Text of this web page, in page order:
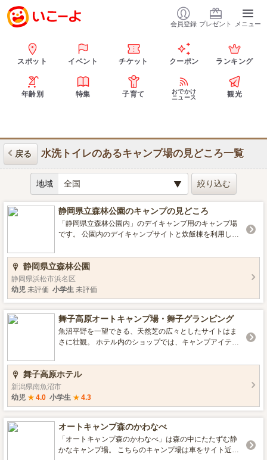
会員登録 プレゼント メニュー
スポット イベント チケット クーポン ランキング
年齢別 特集 子育て
おでかけ
ニュース
観光
戻る 水洗トイレのあるキャンプ場の見どころ一覧
地域
静岡県立森林公園のキャンプの見どころ
「静岡県立森林公園内」のデイキャンプ用のキャンプ場
です。 公園内のデイキャンプサイトと炊飯棟を利用し
申請が必要です。利用料金についてのお問い合わせはバ
ードピア浜北まで。ご予約もバードピア浜北でお受けし
ております。 家族や友人と、森林に囲まれた環境での
んびりとした時間を過ごしてみてはいかがでしょう。 ■施
設の情報 デイキャンプのみ。（利用時間は10：00～16：
00） 水洗トイレ有り ■宿泊のタイプ 宿泊不可。
静岡県立森林公園
静岡県浜松市浜名区
幼児 未評価 小学生 未評価
舞子高原オートキャンプ場・舞子グランピング
魚沼平野を一望できる、天然芝の広々としたサイトはま
さに壮観。 ホテル内のショップでは、キャンプアイテム
舞子高原ホテルの温泉などを利用できるのもうれしいポ
イント。 家族みんなで大自然をいっぱい味わえるオート
キャンプを楽しみましょう。 【利用料金】 サイト使用料
（1泊毎） 3,500円～5,500円 入場料（1泊毎） 大人1,
000円/小学生500円/未就学児無料 【チェックイン】 1
3：00～ 【チェックアウト】 ～11：00 【アーリーチ
ェックイン】 9：00～ 【レイトチェックアウト】 ～
15：00 ■設備情報 水洗トイレ有り 車横づけ可 ペット同
伴可 キャンピングカー可 売店有り ■特徴 温泉有り 高原の
舞子高原ホテル
新潟県南魚沼市
幼児 ★ 4.0 小学生 ★ 4.3
オートキャンプ森のかわなべ
「オートキャンプ森のかわなべ」は森の中にたたずむ静
かなキャンプ場。 こちらのキャンプ場は車をサイト近く